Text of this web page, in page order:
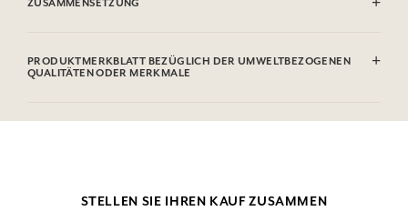
ZUSAMMENSETZUNG
Limonene, Linalool, Citronellol, Citral, Geraniol, Farnesol, Benzyl
Benzoate, Cinnamal, Benzyl Alcohol. Diese Liste kann Änderungen
PRODUKTMERKBLATT BEZÜGLICH DER UMWELTBEZOGENEN
QUALITÄTEN ODER MERKMALE
Bitte konsultieren Sie die Umweltqualitäten oder -merkmale, indem
STELLEN SIE IHREN KAUF ZUSAMMEN